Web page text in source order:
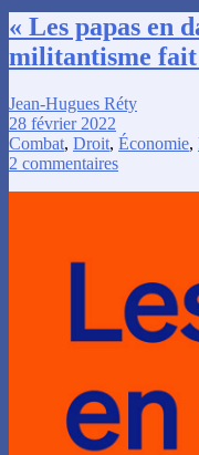
« Les papas en
militantisme fait
Jean-Hugues Réty
28 février 2022
Combat, Droit, Économie,
2 commentaires